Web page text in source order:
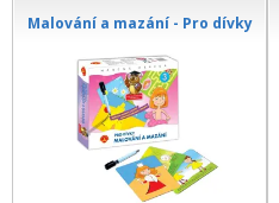
Malování a mazání - Pro dívky